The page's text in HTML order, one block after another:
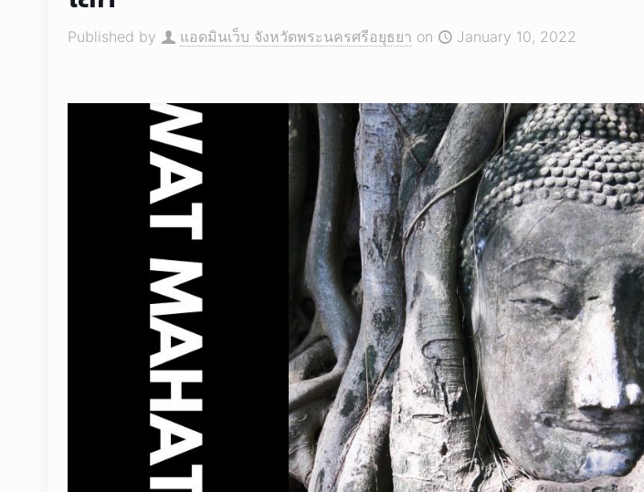
Published by แอดมินเว็บ จังหวัดพระนครศรีอยุธยา on January 10, 2022